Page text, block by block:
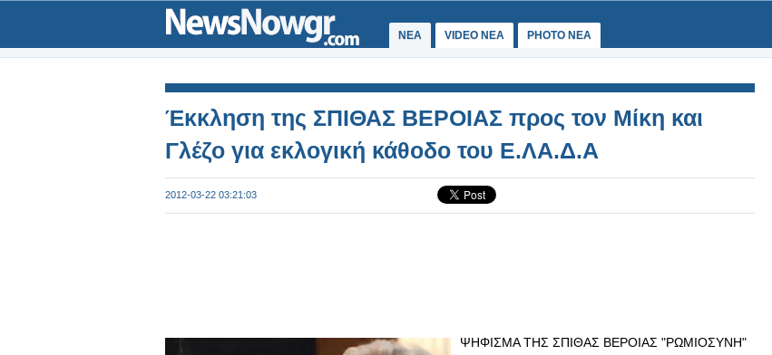
ΝΕΑ VIDEO NEA PHOTO NEA
Έκκληση της ΣΠΙΘΑΣ ΒΕΡΟΙΑΣ προς τον Μίκη και
Γλέζο για εκλογική κάθοδο του Ε.ΛΑ.Δ.Α
2012-03-22 03:21:03
ΨΗΦΙΣΜΑ ΤΗΣ ΣΠΙΘΑΣ ΒΕΡΟΙΑΣ "ΡΩΜΙΟΣΥΝΗ"